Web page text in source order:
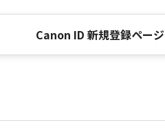
Canon ID 新規登録ページ